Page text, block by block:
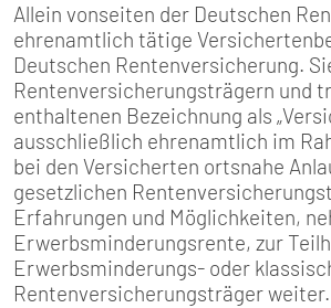
Allein vonseiten der Deutschen
ehrenamtlich tätige
Deutschen Rentenversicherung.
Rentenversicherungsträgern und
enthaltenen Bezeichnung als
ausschließlich ehrenamtlich im
bei den Versicherten ortsnahe
gesetzlichen
Erfahrungen und Möglichkeiten,
Erwerbsminderungsrente, zur
Erwerbsminderungs- oder
Rentenversicherungsträger weiter.